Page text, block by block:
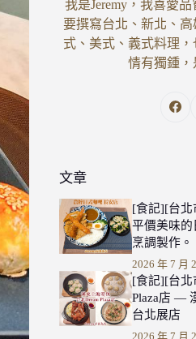
我是Jeremy，我喜愛
要撰寫台北、新北、
式、美式、義式料理
情有獨鍾，
文章
[食記][台
平價美味
烹調製作。
2026 年 7 月
[食記][台北
Plaza店 —
台北展店
2026 年 7 月